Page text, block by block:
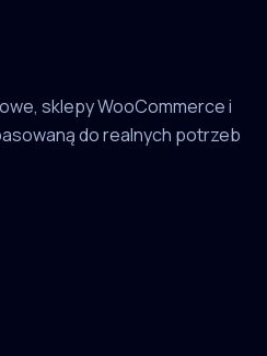
sklepy WooCommerce i
do realnych potrzeb